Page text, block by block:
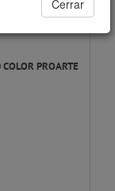
Cerrar
PROARTE